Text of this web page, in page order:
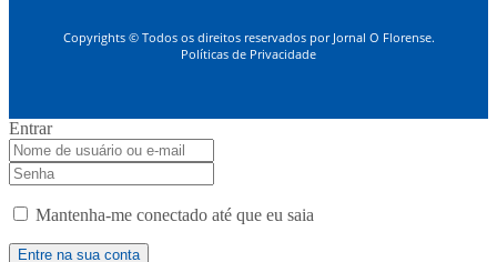
Copyrights © Todos os direitos reservados por Jornal O Florense.
Políticas de Privacidade
Entrar
Mantenha-me conectado até que eu saia